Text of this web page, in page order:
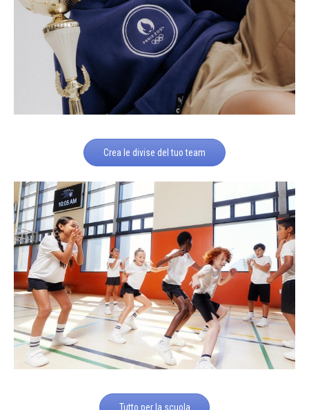
Crea le divise del tuo team
Tutto per la scuola